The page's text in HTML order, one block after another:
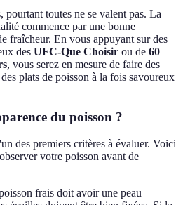
toutes ne se valent pas. La
commence par une bonne
fraîcheur. En vous appuyant sur des
des UFC-Que Choisir ou de 60
, vous serez en mesure de faire des
plats de poisson à la fois savoureux
du poisson ?
des premiers critères à évaluer. Voici
votre poisson avant de
frais doit avoir une peau